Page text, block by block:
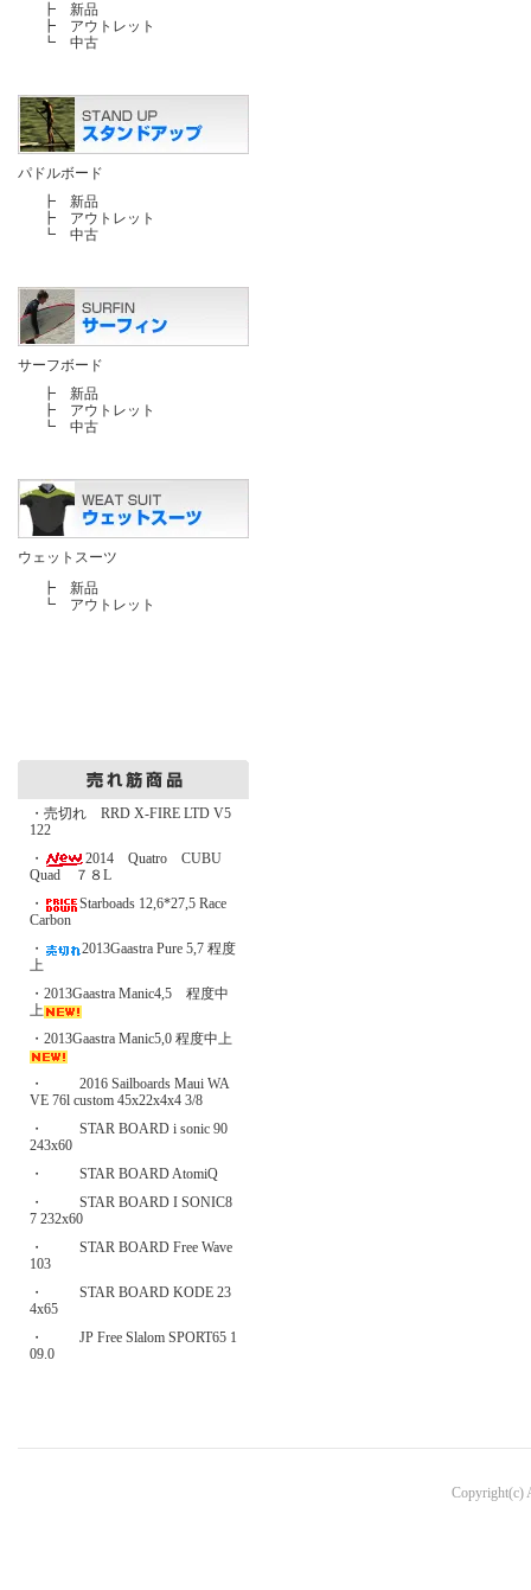
┣ 新品
┣ アウトレット
┗ 中古
パドルボード
┣ 新品
┣ アウトレット
┗ 中古
サーフボード
┣ 新品
┣ アウトレット
┗ 中古
ウェットスーツ
┣ 新品
┗ アウトレット
・売切れ RRD X-FIRE LTD V5
122
・
2014 Quatro CUBU
Quad ７８L
・
Starboads 12,6*27,5 Race
Carbon
・
2013Gaastra Pure 5,7 程度
上
・2013Gaastra Manic4,5 程度中
上
・2013Gaastra Manic5,0 程度中上
・
2016 Sailboards Maui WA
VE 76l custom 45x22x4x4 3/8
・
STAR BOARD i sonic 90
243x60
・
STAR BOARD AtomiQ
・
STAR BOARD I SONIC8
7 232x60
・
STAR BOARD Free Wave
103
・
STAR BOARD KODE 23
4x65
・
JP Free Slalom SPORT65 1
09.0
Copyright(c)